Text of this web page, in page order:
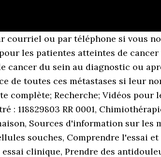
combattre le cancer, même si on ne vous administre pas le nouveau traitement. Si nous ne pouvons pas vous joindre par téléphone, nous vous laisserons un message vocal. Et le résultat d'une prise de sang peut faire partie des critères d'inclusion. Liste complète; Recherche; Vidéos pour les patients . Research Advances by Cancer Type. De plus, on vous surveillera étroitement pendant et après l’essai clinique. National Cancer Institute (NCI) Cancer Information Service. L’essai clinique est une étude de recherche lors de laquelle on évalue de nouvelles façons de prévenir, de détecter, de traiter ou de prendre en charge le cancer ou d’autres maladies. SPEARHEAD 1/ADP-0044-002 Essai clinique en ouvert, à bras unique de phase II des lymphocytes T ADP-... Médecin investigateur. Q-CROC is a non-profit organization that coordinates a clinical cancer research network, bringing together 16 health care institutions across the province of Quebec. Pour obtenir la liste des essais cliniques en cours, consultez les sites Web suivants : (essais cliniques menés dans toutes les provinces canadiennes), cancer.gov/about-cancer/treatment/clinical-trials/advanced-search, (essais cliniques menés au Canada, aux États-Unis et dans le monde entier). Pr Benjamin BESSE. Vous souhaitez participer à un essai clinique contre le cancer dans les Alpes-Maritimes ? A phase II open-label, randomized, three-arm, multicenter study of LAG525 given in combination with spartalizumab (PDR001), or with spartalizumab and carboplatin, or with carboplatin, as first or second line therapy in patients with advanced triple-negative breast cancer. Essai précoce dans le traitement du cancer du poumon non à petite cellule. Progress. Essais cliniques. La recherche clinique consiste ensuite à adapter ces nouvelles thérapies à un usage bénéfique pour l’homme. Découvrez comment 16 facteurs peuvent affecter votre risque de cancer et comment prendre les choses en main à l’aide de notre outil interactif – C’est ma vie! and Senological Oncological ... Cancer research has advanced considerably in recent years, but much progress has still to be made. … Un essai clinique est une étude scientifique réalisée sur l’homme. Budget Proposal. Randomized, Open Label, Multicentric Phase III Trial to Evaluate the Safety and Efficacy of Palbociclib in Combination With HTdriven by ctDNA ESR1 Mutation Monitoring in ER+, HER2-negative Metastatic Breast Cancer Patients. Participer à un essai clinique rend peut permettre d’accéder à un traitement innovant. An Open-label, Multicenter, Phase IIIb Study to Assess the Safety and Efficacy of Ribociclib (LEE011) in Combination With Letrozole for the Treatment of Men and Pre/